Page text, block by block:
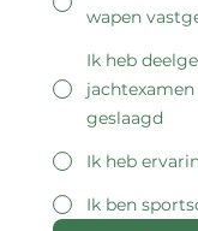
wapen
Ik heb
geslaagd
Ik heb
Ik ben